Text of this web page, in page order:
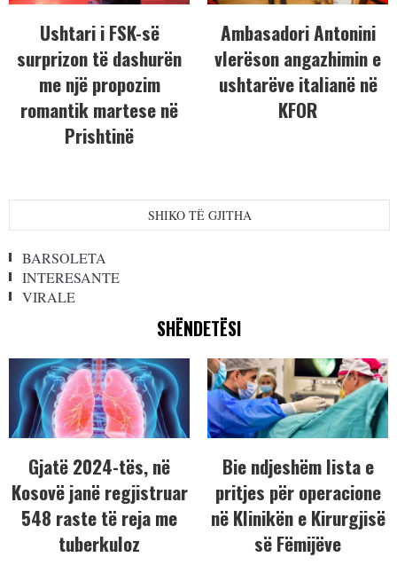
Ushtari i FSK-së
surprizon të dashurën
me një propozim
romantik martese në
Prishtinë
Ambasadori Antonini
vlerëson angazhimin e
ushtarëve italianë në
KFOR
SHIKO TË GJITHA
BARSOLETA
INTERESANTE
VIRALE
SHËNDETËSI
Gjatë 2024-tës, në
Kosovë janë regjistruar
548 raste të reja me
tuberkuloz
Bie ndjeshëm lista e
pritjes për operacione
në Klinikën e Kirurgjisë
së Fëmijëve